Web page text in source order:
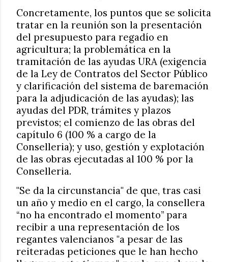
Concretamente, los puntos que se solicita
tratar en la reunión son la presentación
del presupuesto para regadío en
agricultura; la problemática en la
tramitación de las ayudas URA (exigencia
de la Ley de Contratos del Sector Público
y clarificación del sistema de baremación
para la adjudicación de las ayudas); las
ayudas del PDR, trámites y plazos
previstos; el comienzo de las obras del
capítulo 6 (100 % a cargo de la
Conselleria); y uso, gestión y explotación
de las obras ejecutadas al 100 % por la
Conselleria.
"Se da la circunstancia" de que, tras casi
un año y medio en el cargo, la consellera
“no ha encontrado el momento” para
recibir a una representación de los
regantes valencianos "a pesar de las
reiteradas peticiones que le han hecho